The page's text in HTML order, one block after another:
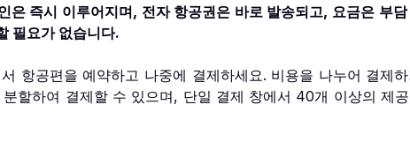
은 즉시 이루어지며, 전자 항공권은 바로 발송되고, 요금은 부
필요가 없습니다.
항공편을 예약하고 나중에 결제하세요. 비용을 나누어 결제
할하여 결제할 수 있으며, 단일 결제 창에서 40개 이상의 제